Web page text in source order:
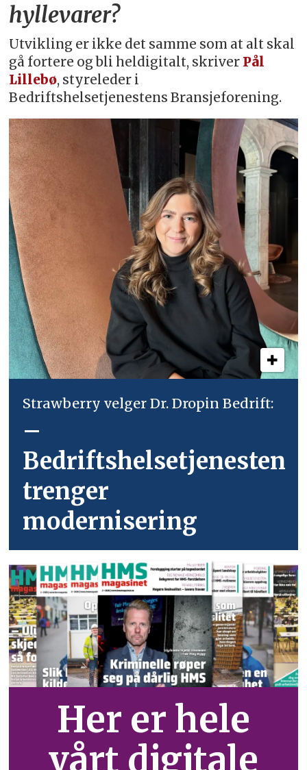
hyllevarer?
Utvikling er ikke det samme som at alt skal
gå fortere og bli heldigitalt, skriver Pål
Lillebø, styreleder i
Bedriftshelsetjenestens Bransjeforening.
Strawberry velger Dr. Dropin Bedrift:
–
Bedriftshelsetjenesten
trenger
modernisering
Her er hele
vårt digitale